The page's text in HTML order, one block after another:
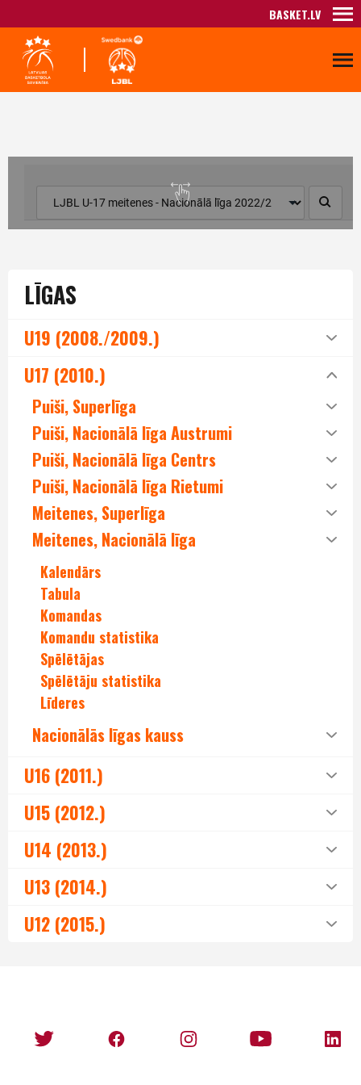
BASKET.LV
LĪGAS
U19 (2008./2009.)
U17 (2010.)
Puiši, Superlīga
Puiši, Nacionālā līga Austrumi
Puiši, Nacionālā līga Centrs
Puiši, Nacionālā līga Rietumi
Meitenes, Superlīga
Meitenes, Nacionālā līga
Kalendārs
Tabula
Komandas
Komandu statistika
Spēlētājas
Spēlētāju statistika
Līderes
Nacionālās līgas kauss
U16 (2011.)
U15 (2012.)
U14 (2013.)
U13 (2014.)
U12 (2015.)